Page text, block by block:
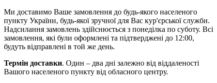
Ми доставимо Ваше замовлення до будь-якого населеного
пункту України, будь-якої зручної для Вас кур'єрської служби.
Надсилання замовлень здійснюється з понеділка по суботу. Всі
замовлення, які були оформлені та підтверджені до 12:00,
будуть відправлені в той же день.
Термін доставки. Один – два дні залежно від віддаленості
Вашого населеного пункту від обласного центру.